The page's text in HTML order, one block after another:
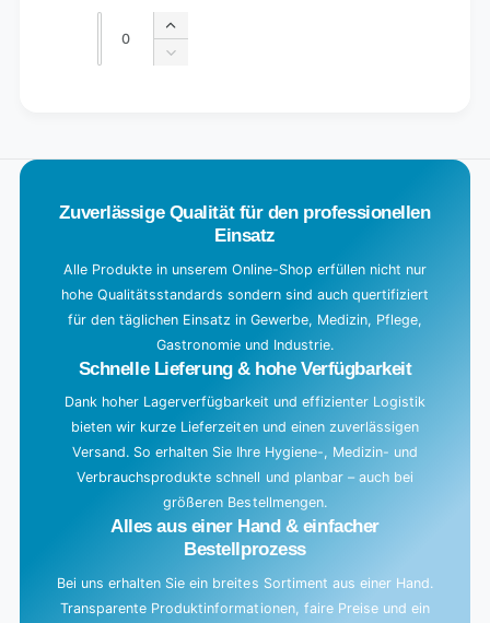
price
price
Quantity
Increase
quantity
Decrease
a
Zuverlässige Qualität für den professionellen
Einsatz
Alle Produkte in unserem Online-Shop erfüllen nicht nur
hohe Qualitätsstandards sondern sind auch quertifiziert
für den täglichen Einsatz in Gewerbe, Medizin, Pflege,
Gastronomie und Industrie.
Schnelle Lieferung & hohe Verfügbarkeit
Dank hoher Lagerverfügbarkeit und effizienter Logistik
bieten wir kurze Lieferzeiten und einen zuverlässigen
Versand. So erhalten Sie Ihre Hygiene-, Medizin- und
Verbrauchsprodukte schnell und planbar – auch bei
größeren Bestellmengen.
Alles aus einer Hand & einfacher
Bestellprozess
Bei uns erhalten Sie ein breites Sortiment aus einer Hand.
Transparente Produktinformationen, faire Preise und ein